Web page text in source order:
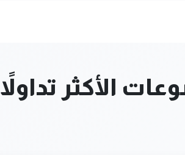
الأكثر تداولاً